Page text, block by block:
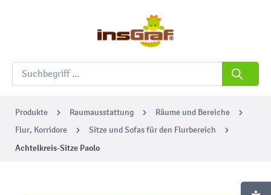
Produkte Raumausstattung
Räume und Bereiche
Flur, Korridore
Sitze und Sofas für den Flurbereich
Achtelkreis-Sitze Paolo